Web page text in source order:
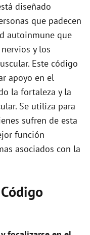
diseñado
que padecen
autoinmune que
y los
Este código
apoyo en el
la fortaleza y la
Se utiliza para
sufren de esta
función
asociados con la